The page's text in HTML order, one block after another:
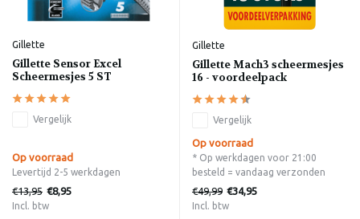
Gillette
Gillette Sensor Excel
Scheermesjes 5 ST
Vergelijk
Op voorraad
Levertijd 2-5 werkdagen
€13,95 €8,95
Incl. btw
Gillette
Gillette Mach3 scheermesjes
16 - voordeelpack
Vergelijk
Op voorraad
* Op werkdagen voor 21:00
besteld = vandaag verzonden
€49,99 €34,95
Incl. btw